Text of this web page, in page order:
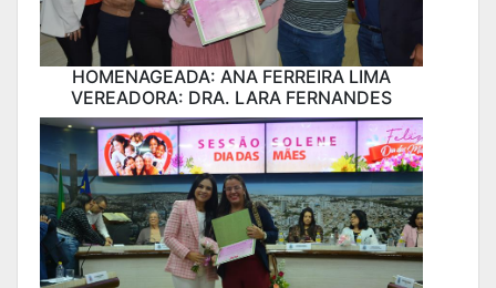
HOMENAGEADA: ANA FERREIRA LIMA
VEREADORA: DRA. LARA FERNANDES